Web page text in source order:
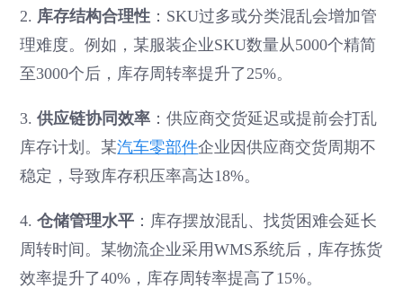
2. 库存结构合理性 ：SKU过多或分类混乱会增加管
理难度。例如，某服装企业SKU数量从5000个精简
至3000个后，库存周转率提升了25%。
3.供应链协同效率 ：供应商交货延迟或提前会打乱
库存计划。某汽车零部件企业因供应商交货周期不
稳定，导致库存积压率高达18%。
4.仓储管理水平 ：库存摆放混乱、找货困难会延长
周转时间。某物流企业采用WMS系统后，库存拣货
效率提升了40%，库存周转率提高了15%。